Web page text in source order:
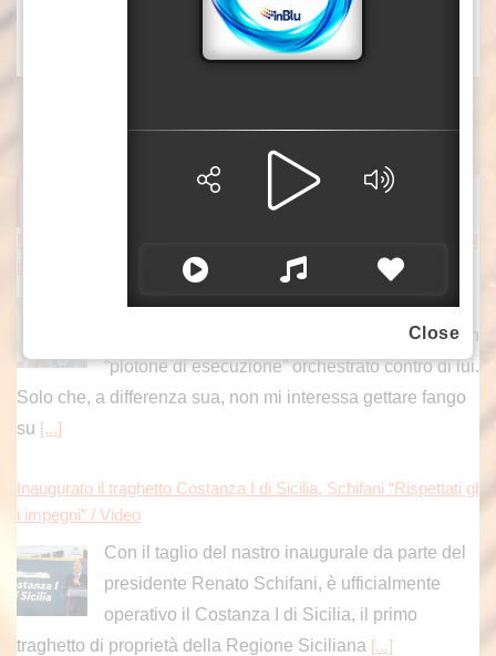
ITALPRESS NEWS
Meloni risponde a Conte “Verità sul Covid non è un processo pol
itico, ma un dovere verso la nazione”
ROMA (ITALPRESS) – “Giuseppe Conte
sostiene che la Commissione Covid sarebbe un
“plotone di esecuzione” orchestrato contro di lui.
Solo che, a differenza sua, non mi interessa gettare fango
su [...]
Inaugurato il traghetto Costanza I di Sicilia, Schifani “Rispettati gl
i impegni” / Video
Con il taglio del nastro inaugurale da parte del
presidente Renato Schifani, è ufficialmente
operativo il Costanza I di Sicilia, il primo
traghetto di proprietà della Regione Siciliana [...]
Close